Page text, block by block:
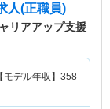
人(正職員)
リアアップ支援
モデル年収】 358